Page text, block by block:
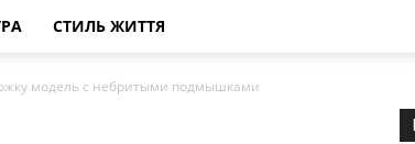
СТИЛЬ ЖИТТЯ
модель с небритыми подмышками